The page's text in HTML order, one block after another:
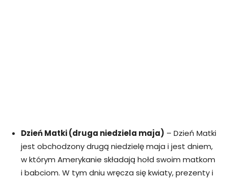
Dzień Matki (druga niedziela maja) – Dzień Matki
jest obchodzony drugą niedzielę maja i jest dniem,
w którym Amerykanie składają hołd swoim matkom
i babciom. W tym dniu wręcza się kwiaty, prezenty i